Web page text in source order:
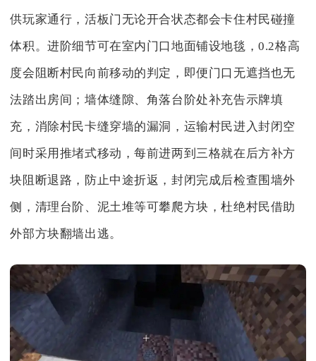
供玩家通行，活板门无论开合状态都会卡住村民碰撞
体积。进阶细节可在室内门口地面铺设地毯，0.2格高
度会阻断村民向前移动的判定，即便门口无遮挡也无
法踏出房间；墙体缝隙、角落台阶处补充告示牌填
充，消除村民卡缝穿墙的漏洞，运输村民进入封闭空
间时采用推堵式移动，每前进两到三格就在后方补方
块阻断退路，防止中途折返，封闭完成后检查围墙外
侧，清理台阶、泥土堆等可攀爬方块，杜绝村民借助
外部方块翻墙出逃。